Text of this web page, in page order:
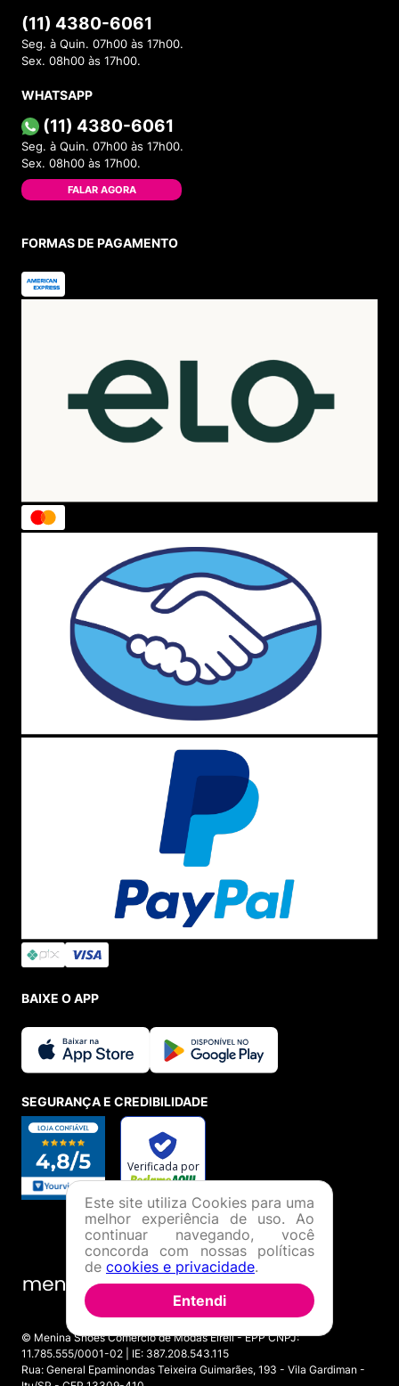
(11) 4380-6061
Seg. à Quin. 07h00 às 17h00.
Sex. 08h00 às 17h00.
WHATSAPP
(11) 4380-6061
Seg. à Quin. 07h00 às 17h00.
Sex. 08h00 às 17h00.
FALAR AGORA
FORMAS DE PAGAMENTO
BAIXE O APP
SEGURANÇA E CREDIBILIDADE
© Menina Shoes Comércio de Modas Eireli - EPP CNPJ:
11.785.555/0001-02 | IE: 387.208.543.115
Rua: General Epaminondas Teixeira Guimarães, 193 - Vila Gardiman -
Este site utiliza Cookies para uma
melhor experiência de uso. Ao
continuar navegando, você
concorda com nossas políticas
de cookies e privacidade.
Entendi